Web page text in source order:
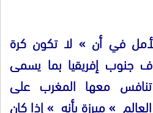
في أن » لا تكون كرة
جنوب إفريقيا بما يسمى
تنافس معها المغرب على
»مبرزة بأنه »إذا كان